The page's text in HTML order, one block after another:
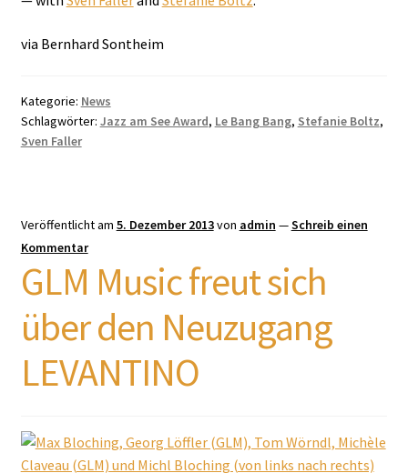
via Bernhard Sontheim
Kategorie: News
Schlagwörter: Jazz am See Award, Le Bang Bang, Stefanie Boltz,
Sven Faller
Veröffentlicht am 5. Dezember 2013von admin —Schreib einen
Kommentar
GLM Music freut sich
über den Neuzugang
LEVANTINO